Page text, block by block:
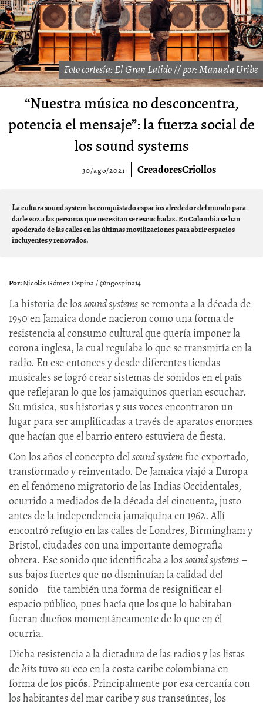
Foto cortesía: El Gran Latido // por: Manuela Uribe
“Nuestra música no desconcentra,
potencia el mensaje”: la fuerza social de
los sound systems
30/ago/2021 CreadoresCriollos
La cultura sound system ha conquistado espacios alrededor del mundo para
darle voz a las personas que necesitan ser escuchadas. En Colombia se han
apoderado de las calles en las últimas movilizaciones para abrir espacios
incluyentes y renovados.
Nicolás Gómez Ospina / @ngospina14
La historia de lossound systems se remonta a la década de
1950 en Jamaica donde nacieron como una forma de
resistencia al consumo cultural que quería imponer la
corona inglesa, la cual regulaba lo que se transmitía en la
radio. En ese entonces y desde diferentes tiendas
musicales se logró crear sistemas de sonidos en el país
que reflejaran lo que los jamaiquinos querían escuchar.
Su música, sus historias y sus voces encontraron un
lugar para ser amplificadas a través de aparatos enormes
que hacían que el barrio entero estuviera de fiesta.
Con los años el concepto delsound system fue exportado,
transformado y reinventado. De Jamaica viajó a Europa
en el fenómeno migratorio de las Indias Occidentales,
ocurrido a mediados de la década del cincuenta, justo
antes de la independencia jamaiquina en 1962. Allí
encontró refugio en las calles de Londres, Birmingham y
Bristol, ciudades con una importante demografía
obrera. Ese sonido que identificaba a lossound systems –
sus bajos fuertes que no disminuían la calidad del
sonido– fue también una forma de resignificar el
espacio público, pues hacía que los que lo habitaban
fueran dueños momentáneamente de lo que en él
ocurría.
Dicha resistencia a la dictadura de las radios y las listas
de hitstuvo su eco en la costa caribe colombiana en
forma de lospicós. Principalmente por esa cercanía con
los habitantes del mar caribe y sus transeúntes, los